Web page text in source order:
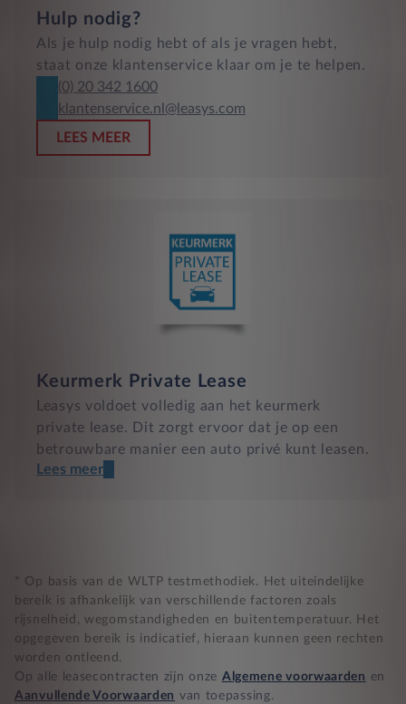
Hulp nodig?
Als je hulp nodig hebt of als je vragen hebt,
staat onze klantenservice klaar om je te helpen.
(0) 20 342 1600
klantenservice.nl@leasys.com
LEES MEER
Keurmerk Private Lease
Leasys voldoet volledig aan het keurmerk
private lease. Dit zorgt ervoor dat je op een
betrouwbare manier een auto privé kunt leasen.
Nooit te hoge financiële lasten
BB 14 dagen bedenktijd
Zekerheid bij klachten
Lees meer
* Op basis van de WLTP testmethodiek. Het uiteindelijke
bereik is afhankelijk van verschillende factoren zoals
rijsnelheid, wegomstandigheden en buitentemperatuur. Het
opgegeven bereik is indicatief, hieraan kunnen geen rechten
worden ontleend.
Op alle leasecontracten zijn onze Algemene voorwaarden en
Aanvullende Voorwaarden van toepassing.